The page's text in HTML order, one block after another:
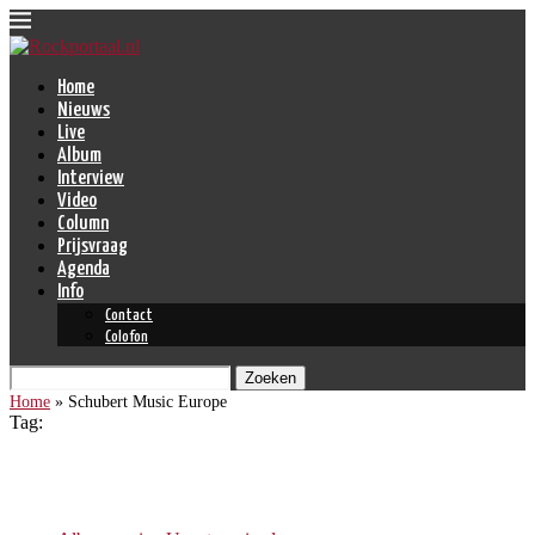
Home
Nieuws
Live
Album
Interview
Video
Column
Prijsvraag
Agenda
Info
Contact
Colofon
Zoeken
Home » Schubert Music Europe
Tag: